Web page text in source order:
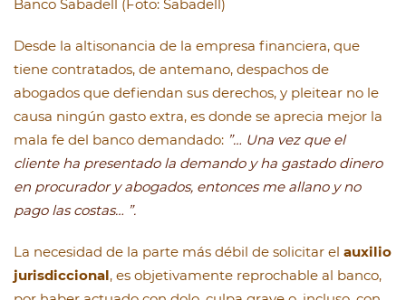
Banco Sabadell (Foto: Sabadell)
Desde la altisonancia de la empresa financiera, que
tiene contratados, de antemano, despachos de
abogados que defiendan sus derechos, y pleitear no le
causa ningún gasto extra, es donde se aprecia mejor la
mala fe del banco demandado: ”… Una vez que el
cliente ha presentado la demando y ha gastado dinero
en procurador y abogados, entonces me allano y no
pago las costas… ”.
La necesidad de la parte más débil de solicitar el auxilio
jurisdiccional, es objetivamente reprochable al banco,